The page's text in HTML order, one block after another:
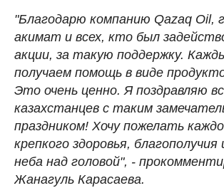
"Благодарю компанию Qazaq Oil,
акимат и всех, кто был
акции, за такую поддержку.
получаем помощь в виде
Это очень ценно. Я поздравляю
казахстанцев с таким
праздником! Хочу пожелать
крепкого здоровья,
неба над головой", -
Жанагуль Карасаева.